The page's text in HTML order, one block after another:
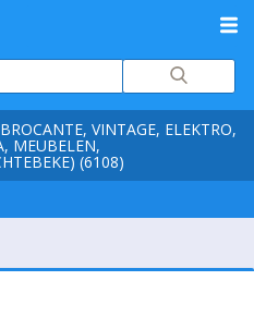
VINTAGE, ELEKTRO,
MEUBELEN,
(6108)